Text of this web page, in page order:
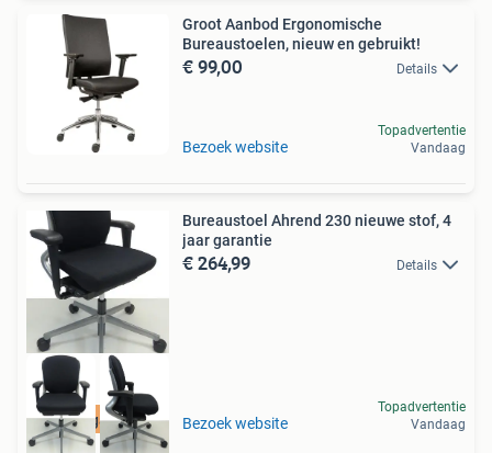
Groot Aanbod Ergonomische
Bureaustoelen, nieuw en gebruikt!
€ 99,00 Details
Bezoek website
Topadvertentie
Vandaag
4 jaar garantie
Bureaustoel Ahrend 230 nieuwe stof, 4
jaar garantie
€ 264,99 Details
Bezoek website
Topadvertentie
Vandaag